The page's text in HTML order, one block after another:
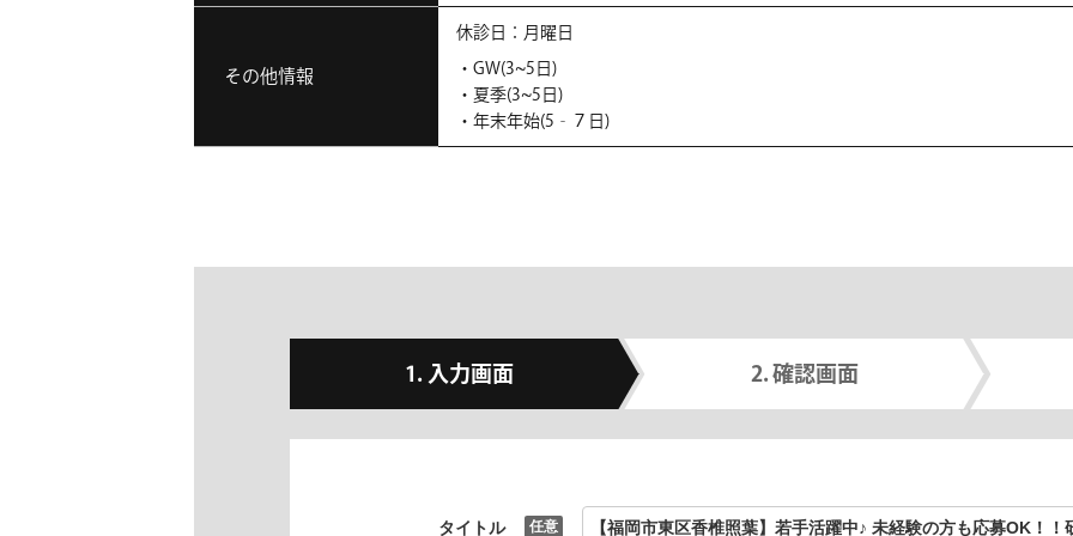
その他情報
休診日：月曜日
・GW(3~5日)
・夏季(3~5日)
・年末年始(5‐７日)
入力画面 確認画面
タイトル